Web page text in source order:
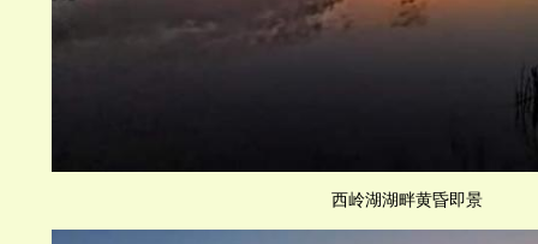
西岭湖湖畔黄昏即景